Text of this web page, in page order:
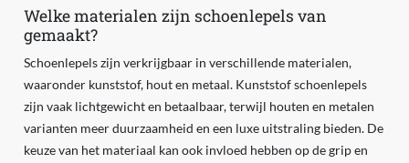
Welke materialen zijn schoenlepels van
gemaakt?
Schoenlepels zijn verkrijgbaar in verschillende materialen,
waaronder kunststof, hout en metaal. Kunststof schoenlepels
zijn vaak lichtgewicht en betaalbaar, terwijl houten en metalen
varianten meer duurzaamheid en een luxe uitstraling bieden. De
keuze van het materiaal kan ook invloed hebben op de grip en